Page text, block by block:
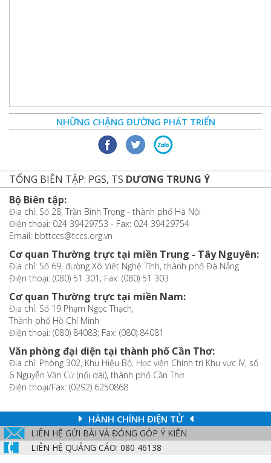
NHỮNG CHẶNG ĐƯỜNG PHÁT TRIỂN
TỔNG BIÊN TẬP: PGS, TS DƯƠNG TRUNG Ý
Bộ Biên tập:
Địa chỉ: Số 28, Trần Bình Trọng - thành phố Hà Nội
Điện thoại: 024 39429753 - Fax: 024 39429754
Email: bbttccs@tccs.org.vn
Cơ quan Thường trực tại miền Trung - Tây Nguyên:
Địa chỉ: Số 69, đường Xô Viết Nghệ Tĩnh, thành phố Đà Nẵng
Điện thoại: (080) 51 301; Fax: (080) 51 303
Cơ quan Thường trực tại miền Nam:
Địa chỉ: Số 19 Phạm Ngọc Thạch,
Thành phố Hồ Chí Minh
Điện thoại: (080) 84083; Fax: (080) 84081
Văn phòng đại diện tại thành phố Cần Thơ:
Địa chỉ: Phòng 302, Khu Hiệu Bộ, Học viện Chính trị Khu vực IV, số
6 Nguyễn Văn Cừ (nối dài), thành phố Cần Thơ
Điện thoại/Fax: (0292) 6250868
HÀNH CHÍNH ĐIỆN TỬ
LIÊN HỆ GỬI BÀI VÀ ĐÓNG GÓP Ý KIẾN
LIÊN HỆ QUẢNG CÁO: 080 46138